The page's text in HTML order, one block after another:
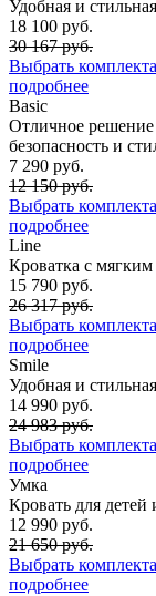
Удобная и
18 100 руб.
30 167 руб.
Выбрать
подробнее
Basic
Отличное
безопасность и
7 290 руб.
12 150 руб.
Выбрать
подробнее
Line
Кроватка с мягким
15 790 руб.
26 317 руб.
Выбрать
подробнее
Smile
Удобная и
14 990 руб.
24 983 руб.
Выбрать
подробнее
Умка
Кровать для
12 990 руб.
21 650 руб.
Выбрать
подробнее